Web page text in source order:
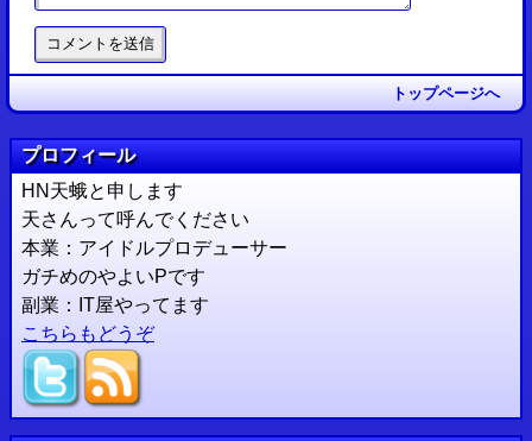
トップページへ
プロフィール
HN天蛾と申します
天さんって呼んでください
本業：アイドルプロデューサー
ガチめのやよいPです
副業：IT屋やってます
こちらもどうぞ